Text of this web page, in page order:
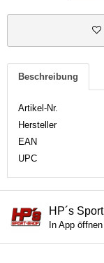
Beschreibung
Artikel-Nr.
Hersteller
EAN
UPC
HP´s
In App öffnen